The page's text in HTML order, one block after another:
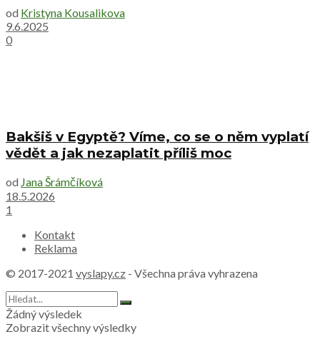
od Kristyna Kousalikova
9.6.2025
0
Bakšiš v Egyptě? Víme, co se o něm vyplatí
vědět a jak nezaplatit příliš moc
od Jana Šrámčíková
18.5.2026
1
Kontakt
Reklama
© 2017-2021 vyslapy.cz - Všechna práva vyhrazena
Žádný výsledek
Zobrazit všechny výsledky